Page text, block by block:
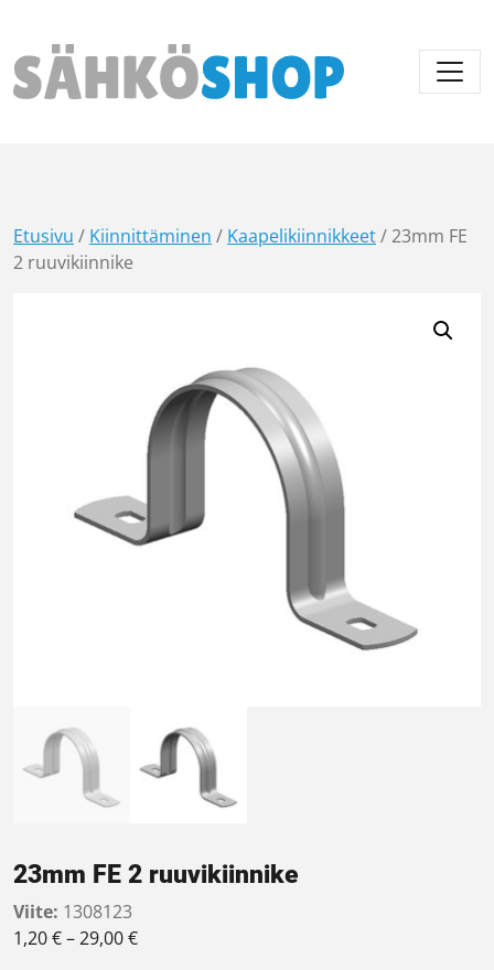
Päävalikko
Etusivu / Kiinnittäminen / Kaapelikiinnikkeet/ 23mm FE
2 ruuvikiinnike
23mm FE 2 ruuvikiinnike
Viite: 1308123
1,20€–29,00€Hintaluokka: 1,20 € - 29,00 €